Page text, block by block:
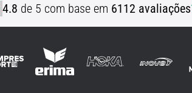
4.8 de 5 com base em 6112 avaliações